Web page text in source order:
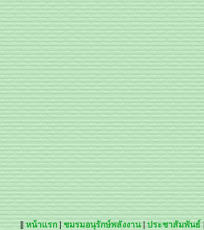
||หน้าแรก| ชมรมอนุรักษ์พลังงาน| ประชาสัมพันธ์